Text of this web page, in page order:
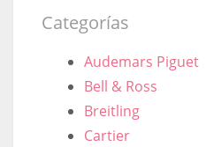
Categorías
Audemars Piguet
Bell & Ross
Breitling
Cartier